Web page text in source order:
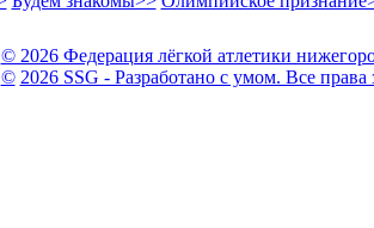
© 2026 Федерация лёгкой атлетики
© 2026 SSG - Разработано с умом. Все